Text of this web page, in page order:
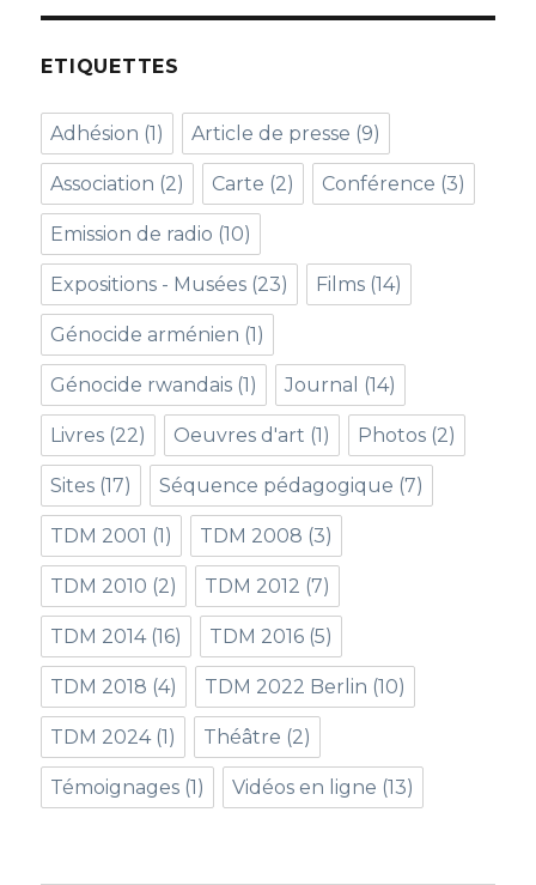
ETIQUETTES
Adhésion (1) Article de presse (9)
Association (2) Carte (2) Conférence (3)
Emission de radio (10)
Expositions - Musées (23) Films (14)
Génocide arménien (1)
Génocide rwandais (1) Journal (14)
Livres (22) Oeuvres d'art (1) Photos (2)
Sites (17) Séquence pédagogique (7)
TDM 2001 (1) TDM 2008 (3)
TDM 2010 (2) TDM 2012 (7)
TDM 2014(16) TDM 2016 (5)
TDM 2018 (4) TDM 2022 Berlin (10)
TDM 2024(1) Théâtre (2)
Témoignages (1) Vidéos en ligne (13)